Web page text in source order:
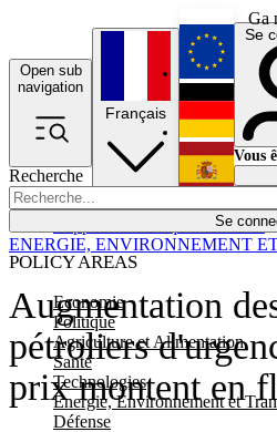
Ga
Open sub
navigation
Recherche
Se
POLICY AREAS
Economie
Politique
Agriculture et Alimentation
Santé
Technologies
Energie, Environnement et
Défense
Économie
Français
English
Se
Vous
Augmentation
pétroliers
prix montent en
ENERGIE, ENVIRONNEMENT